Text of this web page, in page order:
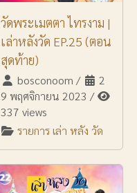
วัดพระเมตตา ไทรงาม |
เล่าหลังวัด EP.25 (ตอน
สุดท้าย)
bosconoom /
2
9 พฤศจิกายน 2023 /
337 views
รายการ เล่า หลัง วัด